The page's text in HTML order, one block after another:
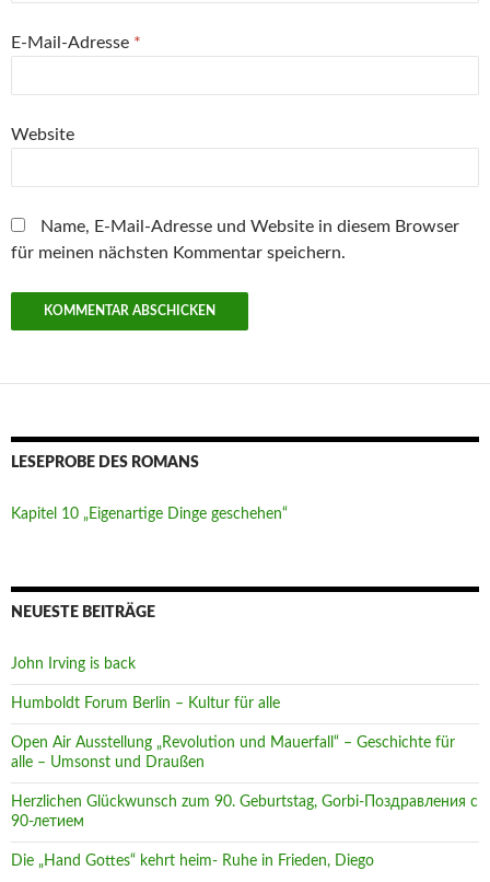
E-Mail-Adresse *
Website
Name, E-Mail-Adresse und Website in diesem Browser
für meinen nächsten Kommentar speichern.
LESEPROBE DES ROMANS
Kapitel 10 „Eigenartige Dinge geschehen“
NEUESTE BEITRÄGE
John Irving is back
Humboldt Forum Berlin – Kultur für alle
Open Air Ausstellung „Revolution und Mauerfall“ – Geschichte für
alle – Umsonst und Draußen
Herzlichen Glückwunsch zum 90. Geburtstag, Gorbi-Поздравления с
90-летием
Die „Hand Gottes“ kehrt heim- Ruhe in Frieden, Diego